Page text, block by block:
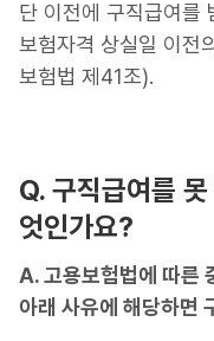
단 이전에 구직급여를
보험자격 상실일 이전
보험법 제41조).
Q. 구직급여를
엇인가요?
A. 고용보험법에 따른
아래 사유에 해당하면